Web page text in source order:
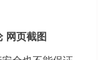
网页截图